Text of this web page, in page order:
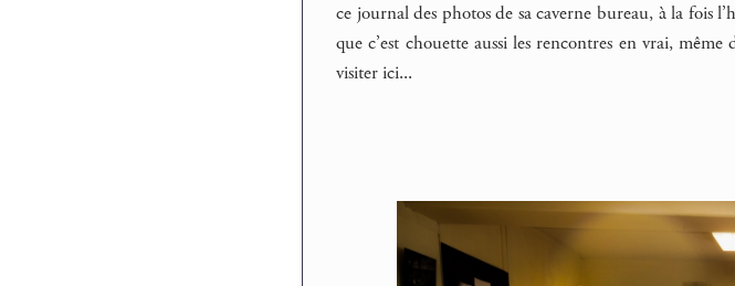
ce journal des photos de sa caverne bureau, à la fois
que c’est chouette aussi les rencontres en vrai,
visiter ici...